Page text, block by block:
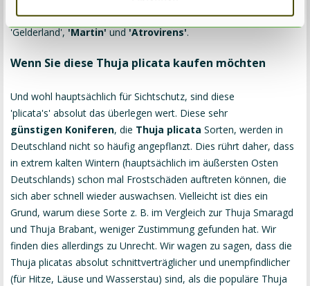
Blätter als die anderen Thuja plicata-Sorten Koniferen
'Gelderland','Martin'und'Atrovirens'.
Wenn Sie diese Thuja plicata kaufen möchten
Und wohl hauptsächlich für Sichtschutz, sind diese
'plicata's' absolut das überlegen wert. Diese sehr
günstigen Koniferen, die Thuja plicata Sorten, werden in
Deutschland nicht so häufig angepflanzt. Dies rührt daher, dass
in extrem kalten Wintern (hauptsächlich im äußersten Osten
Deutschlands) schon mal Frostschäden auftreten können, die
sich aber schnell wieder auswachsen. Vielleicht ist dies ein
Grund, warum diese Sorte z. B. im Vergleich zur Thuja Smaragd
und Thuja Brabant, weniger Zustimmung gefunden hat. Wir
finden dies allerdings zu Unrecht. Wir wagen zu sagen, dass die
Thuja plicatas absolut schnittverträglicher und unempfindlicher
(für Hitze, Läuse und Wasserstau) sind, als die populäre Thuja